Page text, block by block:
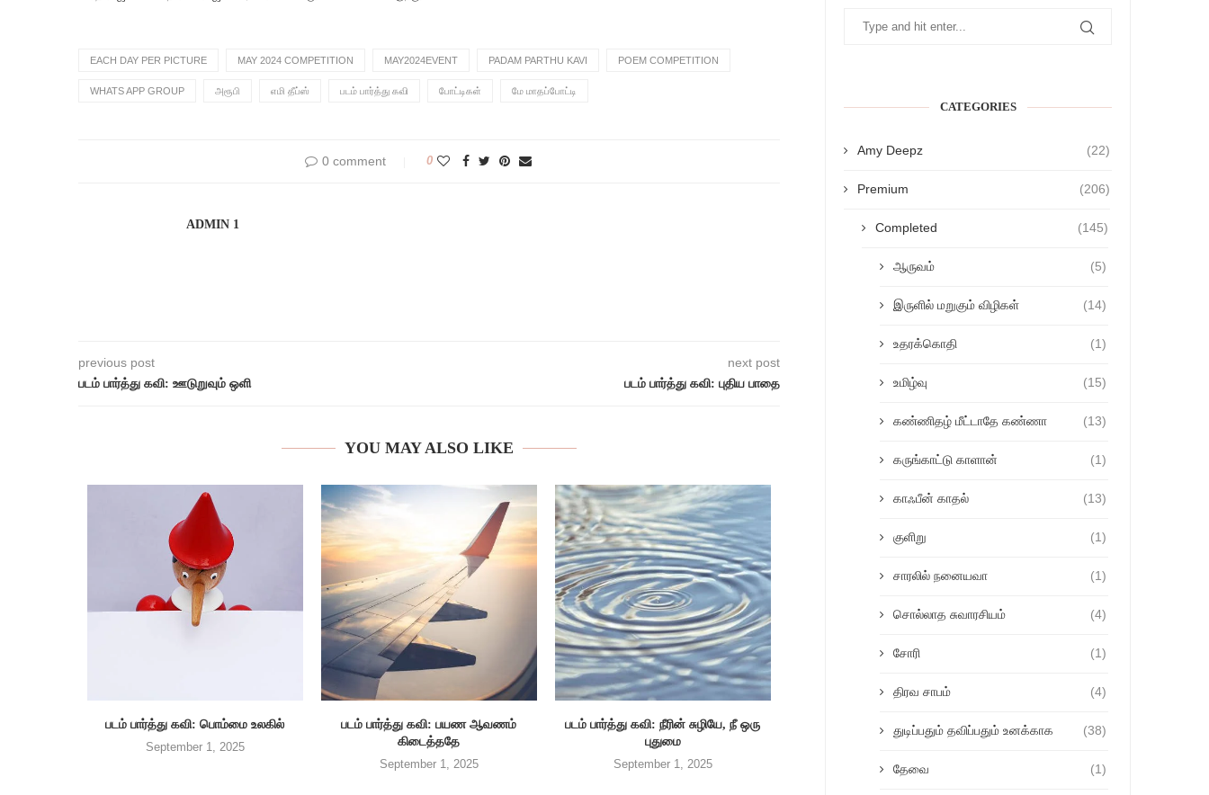
EACH DAY PER PICTURE MAY 2024 COMPETITION MAY2024EVENT PADAM PARTHU KAVI POEM COMPETITION
WHATS APP GROUP அரூபி எமி தீப்ஸ் படம் பார்த்து கவி போட்டிகள் மே மாதப்போட்டி
0 comment 0
ADMIN 1
previous post
படம் பார்த்து கவி: ஊடுறுவும் ஒளி
next post
படம் பார்த்து கவி: புதிய பாதை
YOU MAY ALSO LIKE
படம் பார்த்து கவி: பொம்மை உலகில்
September 1, 2025
படம் பார்த்து கவி: பயண ஆவணம்
கிடைத்ததே
September 1, 2025
படம் பார்த்து கவி: நீரின் சுழியே, நீ ஒரு
புதுமை
September 1, 2025
CATEGORIES
Amy Deepz (22)
Premium (206)
Completed (145)
ஆருவம் (5)
இருளில் மறுகும் விழிகள் (14)
உதரக்கொதி (1)
உமிழ்வு (15)
கண்ணிதழ் மீட்டாதே கண்ணா (13)
கருங்காட்டு காளான் (1)
காஃபீன் காதல் (13)
குளிறு (1)
சாரலில் நனையவா (1)
சொல்லாத சுவாரசியம் (4)
சோரி (1)
திரவ சாபம் (4)
துடிப்பதும் தவிப்பதும் உனக்காக (38)
தேவை (1)